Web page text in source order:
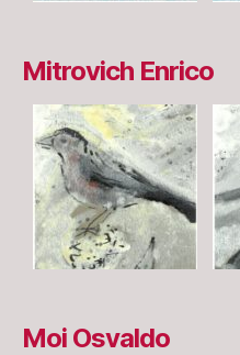
Mitrovich Enrico
Moi Osvaldo